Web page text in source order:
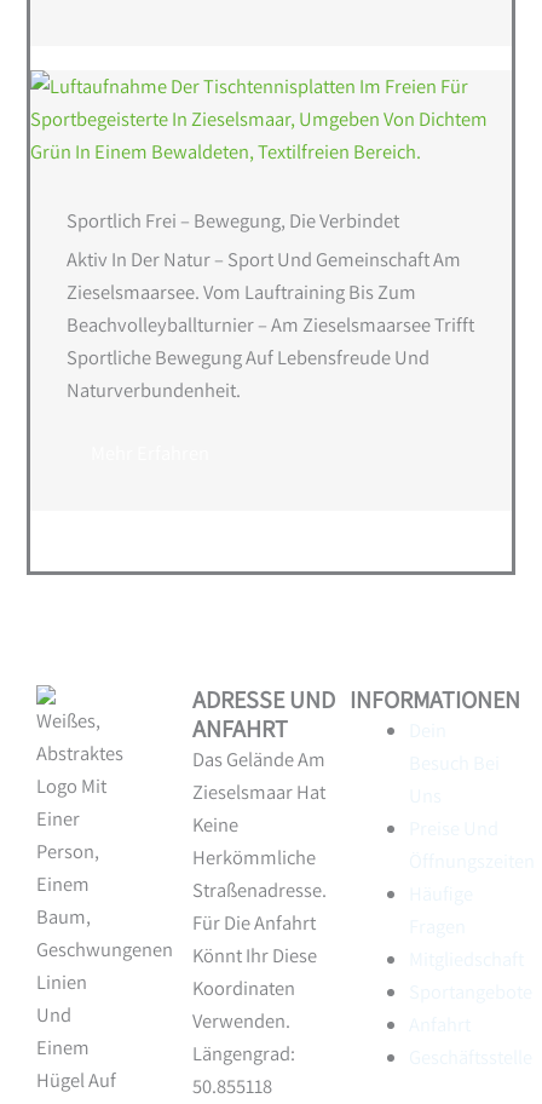
Sportlich Frei – Bewegung, Die Verbindet
Aktiv In Der Natur – Sport Und Gemeinschaft Am
Zieselsmaarsee. Vom Lauftraining Bis Zum
Beachvolleyballturnier – Am Zieselsmaarsee Trifft
Sportliche Bewegung Auf Lebensfreude Und
Naturverbundenheit.
ADRESSE UND
ANFAHRT
Das Gelände Am
Zieselsmaar Hat
Keine
Herkömmliche
Straßenadresse.
Für Die Anfahrt
Könnt Ihr Diese
Koordinaten
Verwenden.
Längengrad:
50.855118
INFORMATIONEN